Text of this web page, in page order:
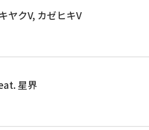
ヤクV, カゼヒキV
星界